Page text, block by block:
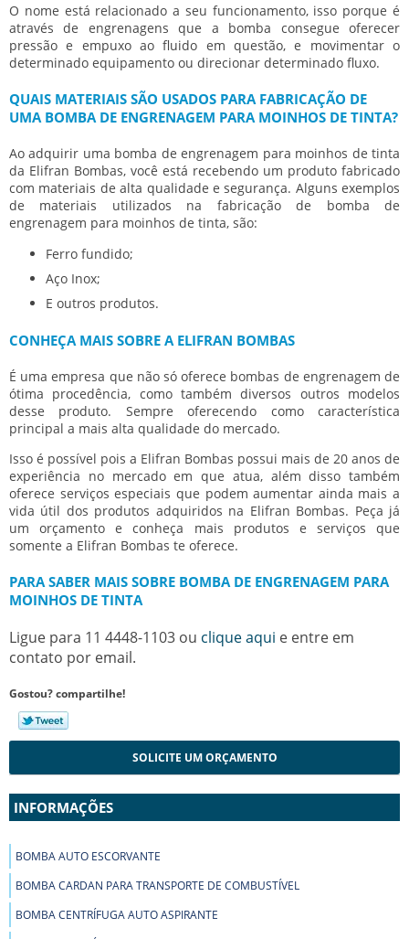
O nome está relacionado a seu funcionamento, isso porque é
através de engrenagens que a bomba consegue oferecer
pressão e empuxo ao fluido em questão, e movimentar o
determinado equipamento ou direcionar determinado fluxo.
QUAIS MATERIAIS SÃO USADOS PARA FABRICAÇÃO DE
UMA BOMBA DE ENGRENAGEM PARA MOINHOS DE TINTA?
Ao adquirir uma bomba de engrenagem para moinhos de tinta
da Elifran Bombas, você está recebendo um produto fabricado
com materiais de alta qualidade e segurança. Alguns exemplos
de materiais utilizados na fabricação de bomba de
engrenagem para moinhos de tinta, são:
Ferro fundido;
Aço Inox;
E outros produtos.
CONHEÇA MAIS SOBRE A ELIFRAN BOMBAS
É uma empresa que não só oferece bombas de engrenagem de
ótima procedência, como também diversos outros modelos
desse produto. Sempre oferecendo como característica
principal a mais alta qualidade do mercado.
Isso é possível pois a Elifran Bombas possui mais de 20 anos de
experiência no mercado em que atua, além disso também
oferece serviços especiais que podem aumentar ainda mais a
vida útil dos produtos adquiridos na Elifran Bombas. Peça já
um orçamento e conheça mais produtos e serviços que
somente a Elifran Bombas te oferece.
PARA SABER MAIS SOBRE BOMBA DE ENGRENAGEM PARA
MOINHOS DE TINTA
Ligue para 11 4448-1103 ou clique aqui e entre em
contato por email.
Gostou? compartilhe!
SOLICITE UM ORÇAMENTO
INFORMAÇÕES
BOMBA AUTO ESCORVANTE
BOMBA CARDAN PARA TRANSPORTE DE COMBUSTÍVEL
BOMBA CENTRÍFUGA AUTO ASPIRANTE